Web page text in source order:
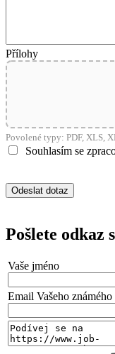
Přílohy
Povolené typy: PDF, XLS,
Souhlasím se
Pošlete odkaz
Vaše jméno
Email Vašeho známého